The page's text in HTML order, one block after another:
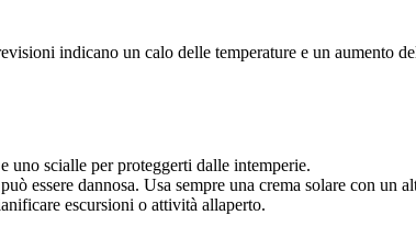
indicano un calo delle temperature e un aumento
uno scialle per proteggerti dalle intemperie.
essere dannosa. Usa sempre una crema solare con un
escursioni o attività allaperto.